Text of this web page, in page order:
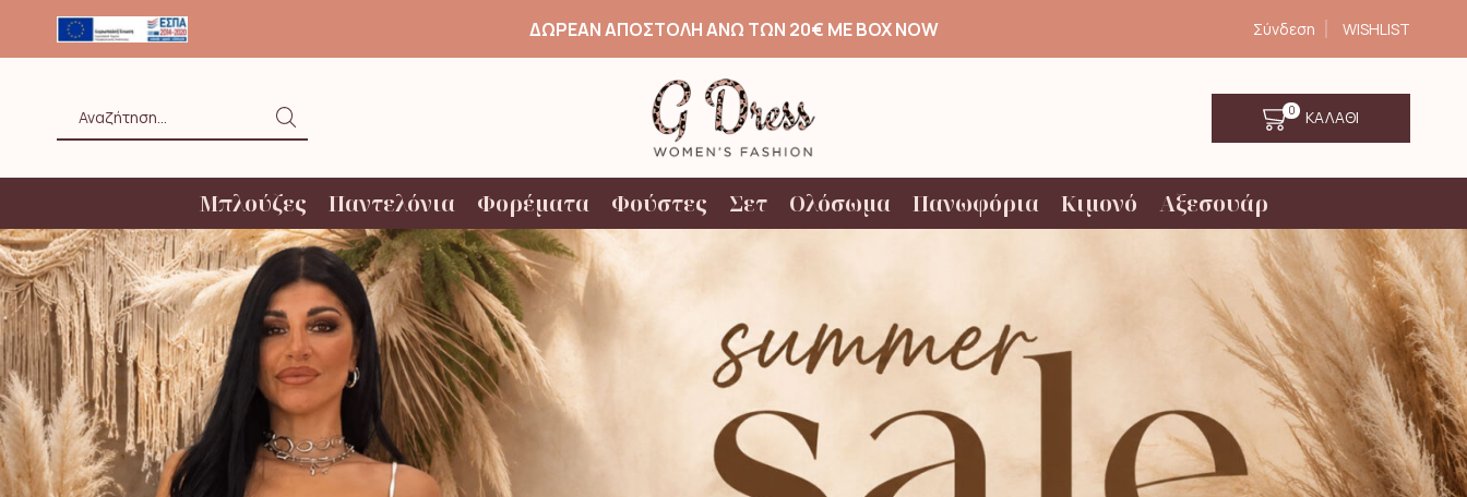
ΑΝΩ ΤΩΝ 20€ ΜΕ BOX NOW ΔΩΡΕΑΝ ΑΠΟΣΤΟΛΗ ΑΝΩ ΤΩΝ 20€ ΜΕ BOX NOW Σύνδεση WISHLIST
input
0 ΚΑΛΑΘΙ
Μπλούζες Παντελόνια Φορέματα Φούστες Σετ Ολόσωμα Πανωφόρια Κιμονό Αξεσουάρ